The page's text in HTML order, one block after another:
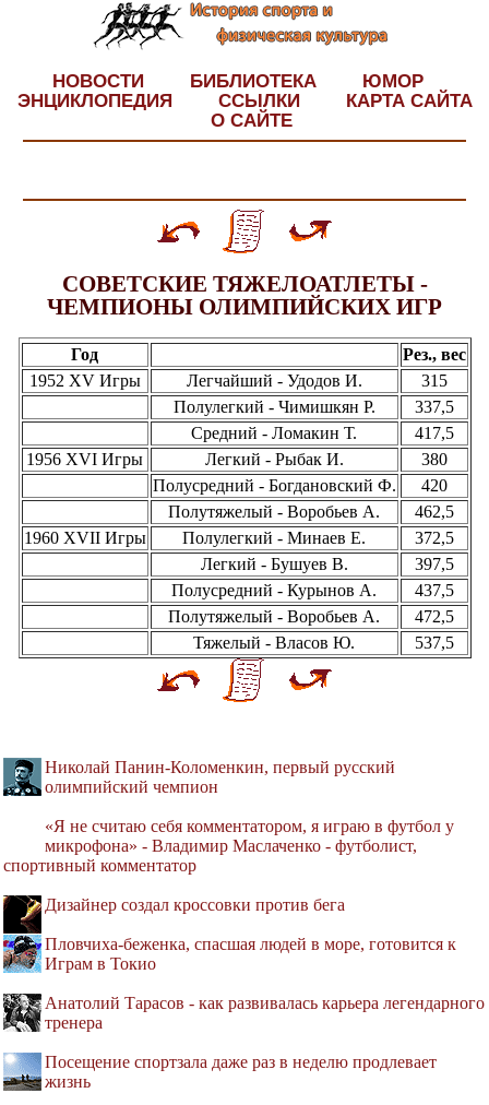
НОВОСТИ БИБЛИОТЕКА
ЮМОР
ЭНЦИКЛОПЕДИЯ
ССЫЛКИ
КАРТА САЙТА
О САЙТЕ
СОВЕТСКИЕ ТЯЖЕЛОАТЛЕТЫ -
ЧЕМПИОНЫ ОЛИМПИЙСКИХ ИГР
Год
Рез., вес
1952 XV Игры
Легчайший - Удодов И.
315
Полулегкий - Чимишкян Р.
337,5
Средний - Ломакин Т.
417,5
1956 XVI Игры
Легкий - Рыбак И.
380
Полусредний - Богдановский Ф.
420
Полутяжелый - Воробьев А.
462,5
1960 XVII Игры
Полулегкий - Минаев Е.
372,5
Легкий - Бушуев В.
397,5
Полусредний - Курынов А.
437,5
Полутяжелый - Воробьев А.
472,5
Тяжелый - Власов Ю.
537,5
Николай Панин-Коломенкин, первый русский
олимпийский чемпион
«Я не считаю себя комментатором, я играю в футбол у
микрофона» - Владимир Маслаченко - футболист,
спортивный комментатор
Дизайнер создал кроссовки против бега
Пловчиха-беженка, спасшая людей в море, готовится к
Играм в Токио
Анатолий Тарасов - как развивалась карьера легендарного
тренера
Посещение спортзала даже раз в неделю продлевает
жизнь